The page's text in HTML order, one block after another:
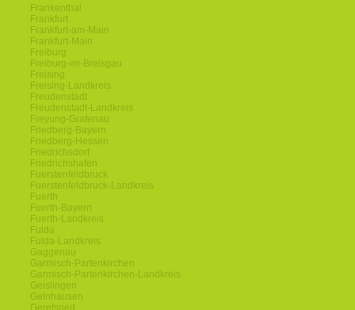
Frankenthal
Frankfurt
Frankfurt-am-Main
Frankfurt-Main
Freiburg
Freiburg-im-Breisgau
Freising
Freising-Landkreis
Freudenstadt
Freudenstadt-Landkreis
Freyung-Grafenau
Friedberg-Bayern
Friedberg-Hessen
Friedrichsdorf
Friedrichshafen
Fuerstenfeldbruck
Fuerstenfeldbruck-Landkreis
Fuerth
Fuerth-Bayern
Fuerth-Landkreis
Fulda
Fulda-Landkreis
Gaggenau
Garmisch-Partenkirchen
Garmisch-Partenkirchen-Landkreis
Geislingen
Gelnhausen
Geretsried